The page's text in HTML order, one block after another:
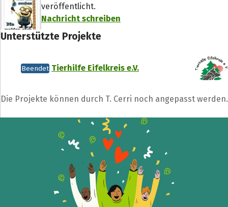
veröffentlicht.
Nachricht schreiben
Unterstützte Projekte
Beendet Tierhilfe Eifelkreis e.V.
Die Projekte können durch T. Cerri noch angepasst werden.